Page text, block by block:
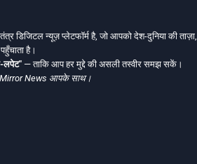
डिजिटल न्यूज़ प्लेटफॉर्म है, जो आपको देश-दुनिया की ताज़ा,
है।
लपेट" — ताकि आप हर मुद्दे की असली तस्वीर समझ सकें।
Mirror News आपके साथ।